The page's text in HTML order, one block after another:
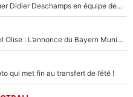
Le jour où Zinedine Zidane a fait craquer Didier Deschamps en équipe de France : «Je m’en suis voulu», l’ancien sélectionneur a regretté son geste !
Scandale dans la vie privée de Michael Olise : L’annonce du Bayern Munich sur son enfant caché
qui met fin au transfert de l’été !